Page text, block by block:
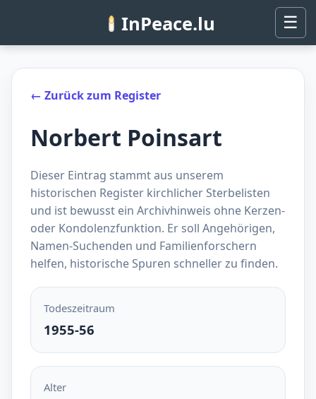
InPeace.lu ☰
← Zurück zum Register
Norbert Poinsart
Dieser Eintrag stammt aus unserem
historischen Register kirchlicher Sterbelisten
und ist bewusst ein Archivhinweis ohne Kerzen-
oder Kondolenzfunktion. Er soll Angehörigen,
Namen-Suchenden und Familienforschern
helfen, historische Spuren schneller zu finden.
Todeszeitraum
1955-56
Alter